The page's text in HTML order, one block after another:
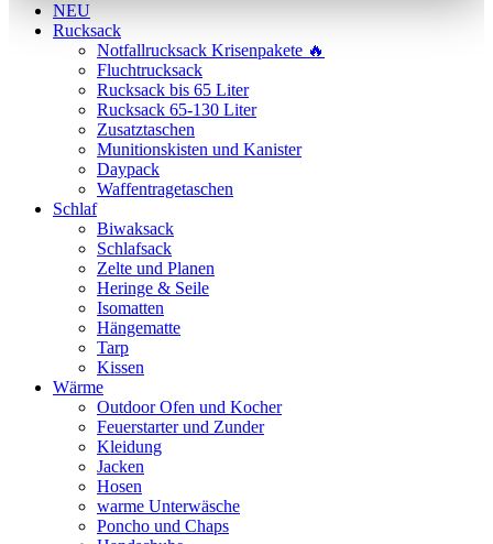
NEU
Rucksack
Notfallrucksack Krisenpakete 🔥
Fluchtrucksack
Rucksack bis 65 Liter
Rucksack 65-130 Liter
Zusatztaschen
Munitionskisten und Kanister
Daypack
Waffentragetaschen
Schlaf
Biwaksack
Schlafsack
Zelte und Planen
Heringe & Seile
Isomatten
Hängematte
Tarp
Kissen
Wärme
Outdoor Ofen und Kocher
Feuerstarter und Zunder
Kleidung
Jacken
Hosen
warme Unterwäsche
Poncho und Chaps